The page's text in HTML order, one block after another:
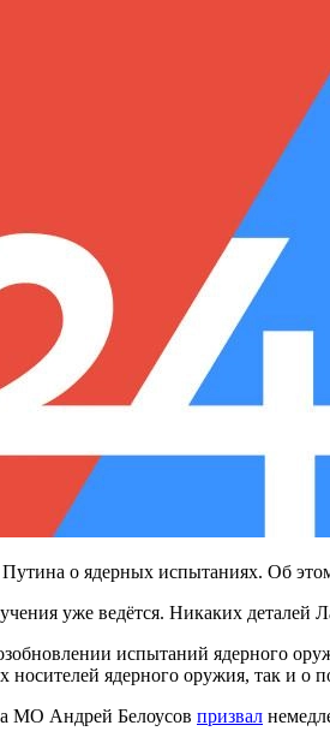
о ядерных испытаниях. Об
уже ведётся. Никаких деталей
испытаний ядерного
ядерного оружия, так и о
МО Андрей Белоусов призвал